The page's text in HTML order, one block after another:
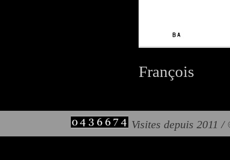
François
Visites depuis 2011